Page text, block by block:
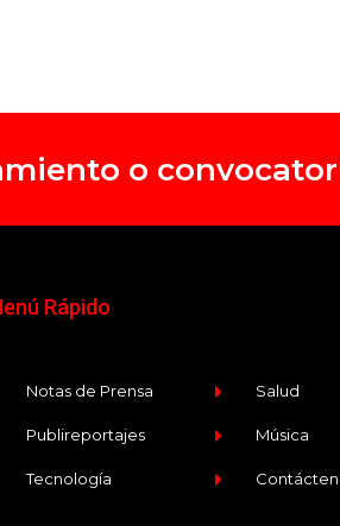
o
Rápido
Notas de Prensa
Publireportajes
Tecnología
Salud
Música